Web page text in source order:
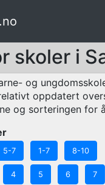
skoler i
og
oppdatert
og sorteringen for
5-7 1-7 8-10
4 5 6 7